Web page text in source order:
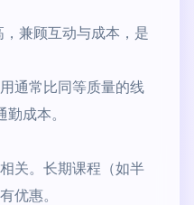
，兼顾互动与成本，是
通常比同等质量的线
成本。
关。长期课程（如半
优惠。